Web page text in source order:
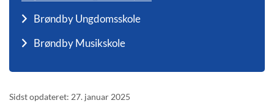
Brøndby Ungdomsskole
Brøndby Musikskole
Sidst opdateret: 27. januar 2025